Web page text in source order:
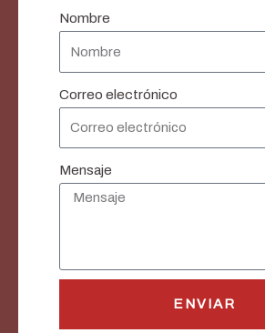
Nombre
Correo electrónico
Mensaje
ENVIAR